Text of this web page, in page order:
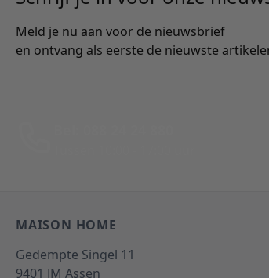
Meld je nu aan voor de nieuwsbrief
en ontvang als eerste de nieuwste
MAISON HOME
Gedempte Singel 11
9401 JM Assen